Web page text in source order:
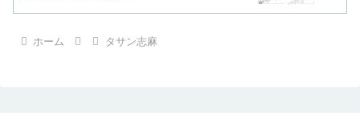
ホーム タサン志麻